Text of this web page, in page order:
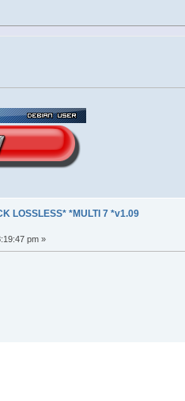
LOSSLESS* *MULTI 7 *v1.09
pm »